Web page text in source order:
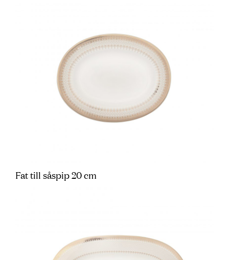
Fat till såspip 20 cm